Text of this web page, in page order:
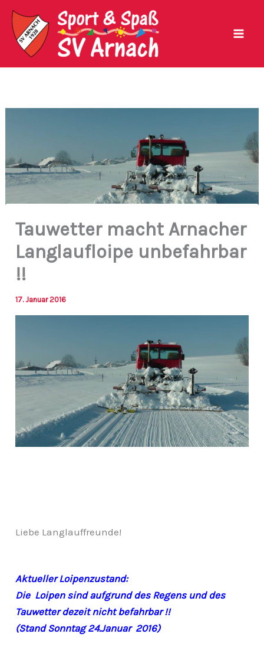
Zum
Inhalt
springen
Tauwetter macht Arnacher
Langlaufloipe unbefahrbar
!!
17. Januar 2016
Liebe Langlauffreunde!
Aktueller Loipenzustand:
Die Loipen sind aufgrund des Regens und des
Tauwetter dezeit nicht befahrbar !!
(Stand Sonntag 24.Januar 2016)